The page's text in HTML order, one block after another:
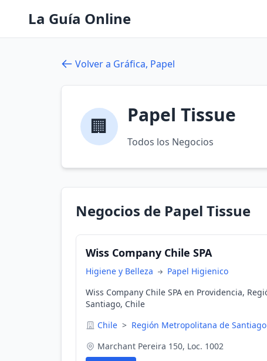
La Guía Online
Volver a Gráfica, Papel
🏢 Papel Tissue
Todos los Negocios
Negocios de Papel Tissue
Wiss Company Chile SPA
Higiene y Belleza
Papel Higienico
Wiss Company Chile SPA en Providencia,
Santiago, Chile
Chile > Región Metropolitana de Santiago
Marchant Pereira 150, Loc. 1002